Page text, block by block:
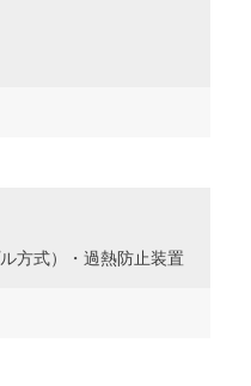
方式）・過熱防止装置